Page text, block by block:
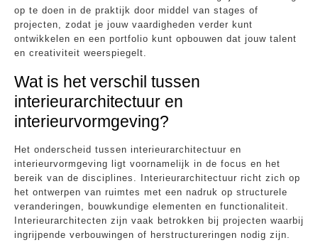
op te doen in de praktijk door middel van stages of
projecten, zodat je jouw vaardigheden verder kunt
ontwikkelen en een portfolio kunt opbouwen dat jouw talent
en creativiteit weerspiegelt.
Wat is het verschil tussen
interieurarchitectuur en
interieurvormgeving?
Het onderscheid tussen interieurarchitectuur en
interieurvormgeving ligt voornamelijk in de focus en het
bereik van de disciplines. Interieurarchitectuur richt zich op
het ontwerpen van ruimtes met een nadruk op structurele
veranderingen, bouwkundige elementen en functionaliteit.
Interieurarchitecten zijn vaak betrokken bij projecten waarbij
ingrijpende verbouwingen of herstructureringen nodig zijn.